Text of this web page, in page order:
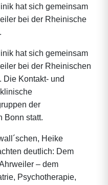
hat sich gemeinsam
bei der Rheinische
hat sich gemeinsam
bei der Rheinischen
Die Kontakt- und
der
Bonn statt.
Heike
deutlich: Dem
– dem
Psychotherapie,